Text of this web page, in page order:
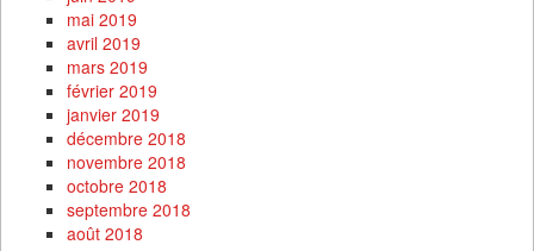
mai 2019
avril 2019
mars 2019
février 2019
janvier 2019
décembre 2018
novembre 2018
octobre 2018
septembre 2018
août 2018